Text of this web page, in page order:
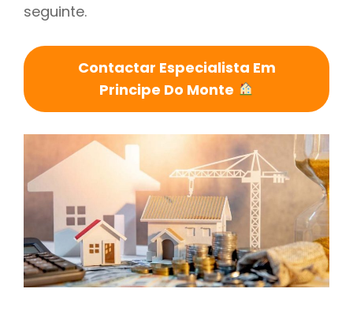
seguinte.
Contactar Especialista Em
Principe Do Monte